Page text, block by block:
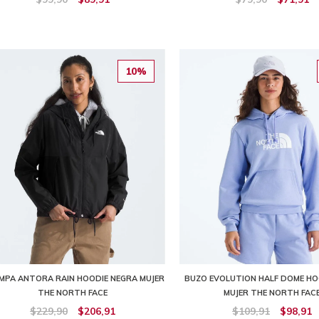
10%
ANTORA RAIN HOODIE NEGRA MUJER
THE NORTH FACE
$229,90 $206,91
BUZO EVOLUTION HALF DOME
MUJER THE NORTH
$109,91 $98,91